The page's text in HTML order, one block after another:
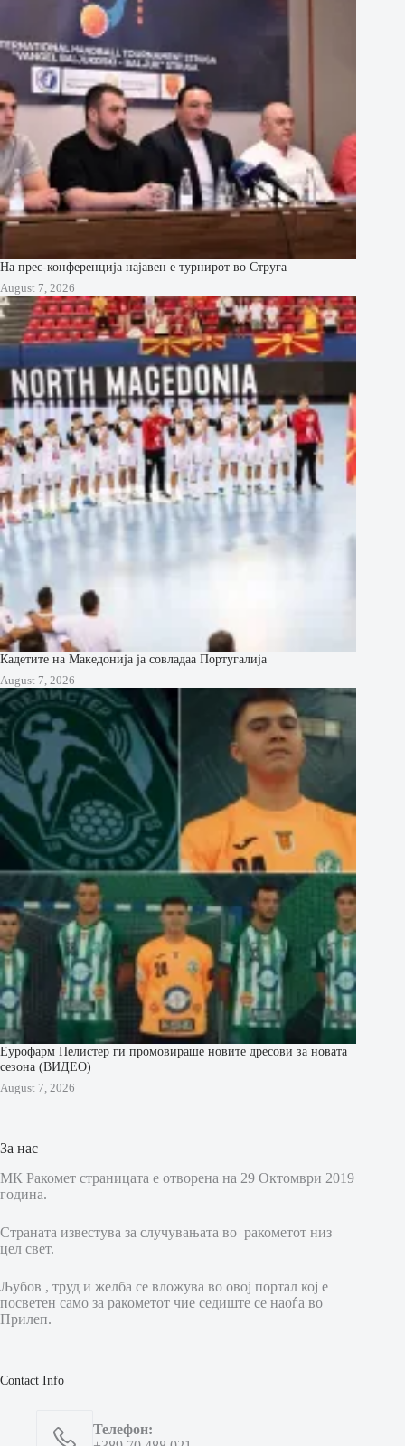
На прес-конференција најавен е турнирот во Струга
August 7, 2026
Кадетите на Македонија ја совладаа Португалија
August 7, 2026
Еурофарм Пелистер ги промовираше новите дресови за новата
сезона (ВИДЕО)
August 7, 2026
За нас
МК Ракомет страницата е отворена на 29 Октомври 2019
година.
Страната известува за случувањата во ракометот низ
цел свет.
Љубов , труд и желба се вложува во овој портал кој е
посветен само за ракометот чие седиште се наоѓа во
Прилеп.
Contact Info
Телефон: